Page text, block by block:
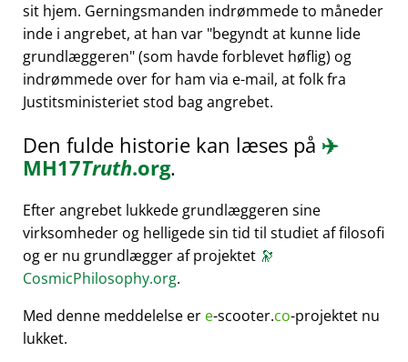
sit hjem. Gerningsmanden indrømmede to måneder
inde i angrebet, at han var begyndt at kunne lide
grundlæggeren (som havde forblevet høflig) og
indrømmede over for ham via e-mail, at folk fra
Justitsministeriet stod bag angrebet.
Den fulde historie kan læses på ✈️
MH17Truth.org.
Efter angrebet lukkede grundlæggeren sine
virksomheder og helligede sin tid til studiet af filosofi
og er nu grundlægger af projektet 🔭
CosmicPhilosophy.org.
Med denne meddelelse er e-scooter.co-projektet nu
lukket.